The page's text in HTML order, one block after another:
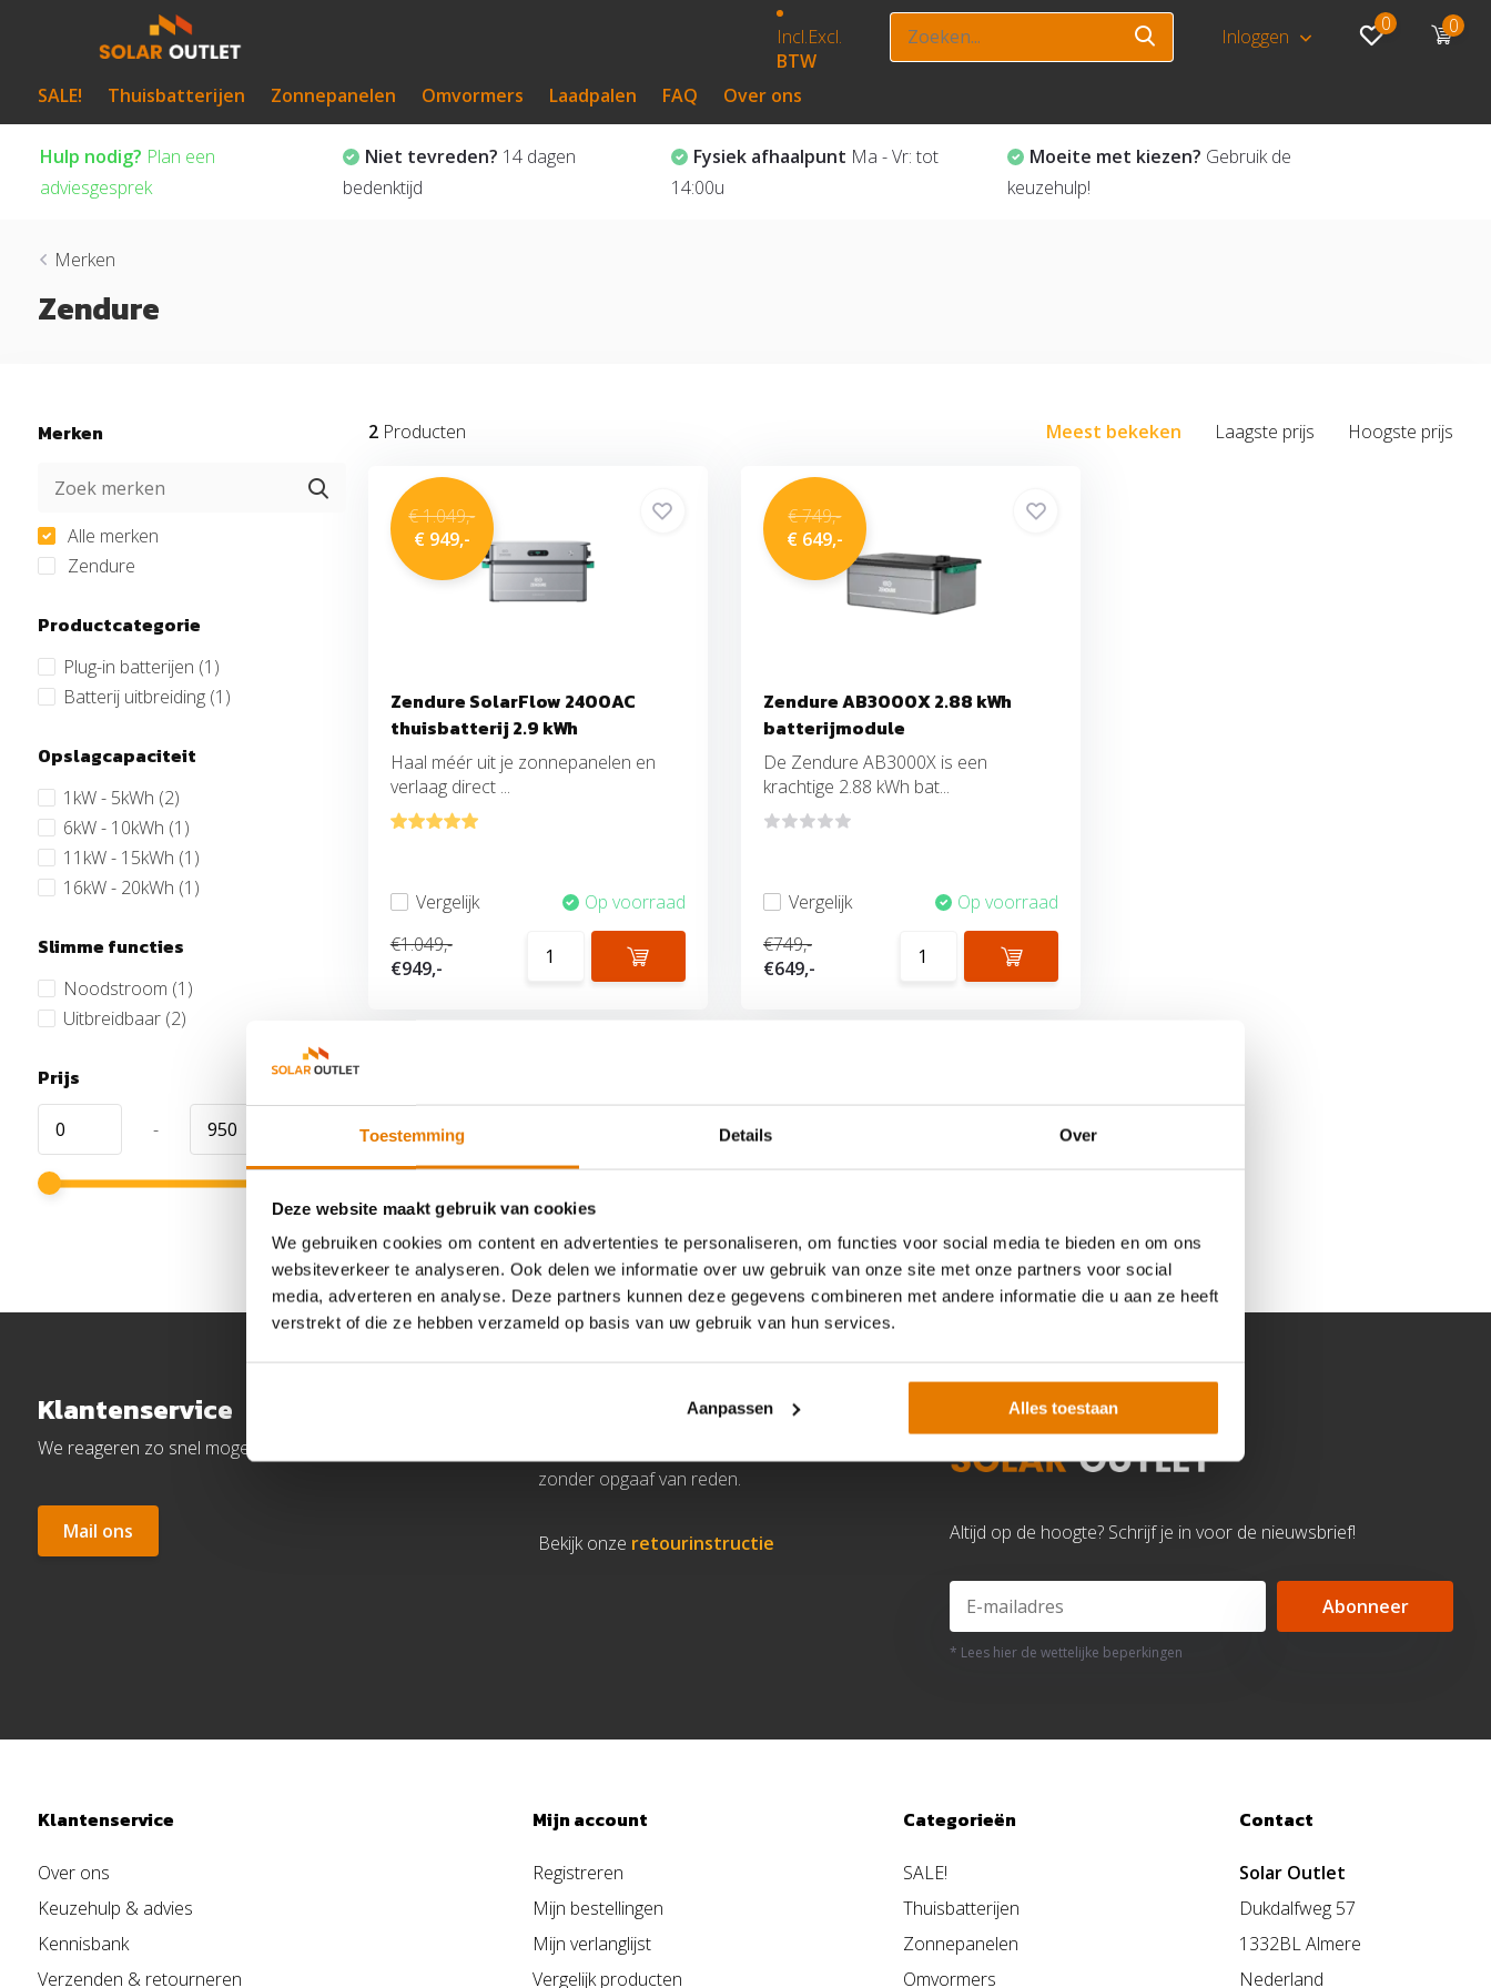
Toestemming Details Over
Deze website maakt gebruik van cookies
We gebruiken cookies om content en advertenties te personaliseren, om functies voor social media te bieden en om ons
websiteverkeer te analyseren. Ook delen we informatie over uw gebruik van onze site met onze partners voor social
media, adverteren en analyse. Deze partners kunnen deze gegevens combineren met andere informatie die u aan ze heeft
verstrekt of die ze hebben verzameld op basis van uw gebruik van hun services.
Aanpassen Alles toestaan
Incl.Excl.
BTW
Inloggen
0 0
SALE! Thuisbatterijen Zonnepanelen Omvormers Laadpalen FAQ Over ons
Hulp nodig? Plan een
adviesgesprek
Niet tevreden? 14 dagen
bedenktijd
Fysiek afhaalpunt Ma - Vr: tot
14:00u
Moeite met kiezen? Gebruik de
keuzehulp!
Merken
Zendure
Merken
Alle merken
Zendure
Productcategorie
Plug-in batterijen (1)
Batterij uitbreiding (1)
Opslagcapaciteit
1kW - 5kWh (2)
6kW - 10kWh (1)
11kW - 15kWh (1)
16kW - 20kWh (1)
Slimme functies
Noodstroom (1)
Uitbreidbaar (2)
Prijs
-
2Producten Meest bekeken Laagste prijs Hoogste prijs
€ 1.049,-
€ 949,-
Zendure SolarFlow 2400AC
thuisbatterij 2.9 kWh
Haal méér uit je zonnepanelen en
verlaag direct ...
Vergelijk
Op voorraad
€1.049,-
€949,-
€ 749,-
€ 649,-
Zendure AB3000X 2.88 kWh
batterijmodule
De Zendure AB3000X is een
krachtige 2.88 kWh bat...
Vergelijk
Op voorraad
€749,-
€649,-
Klantenservice
We reageren zo snel mogelijk.
Mail ons
Niet helemaal tevreden?
zonder opgaaf van reden.
Bekijk onze retourinstructie Altijd op de hoogte? Schrijf je in voor de nieuwsbrief!
Abonneer
* Lees hier de wettelijke beperkingen
Klantenservice
Over ons
Keuzehulp & advies
Kennisbank
Verzenden & retourneren
Mijn account
Registreren
Mijn bestellingen
Mijn verlanglijst
Vergelijk producten
Categorieën
SALE!
Thuisbatterijen
Zonnepanelen
Omvormers
Contact
Solar Outlet
Dukdalfweg 57
1332BL Almere
Nederland